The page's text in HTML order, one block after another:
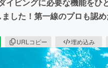
イビングに必要な機能をひ
した！第一線のプロも認
URLコピー 埋め込み